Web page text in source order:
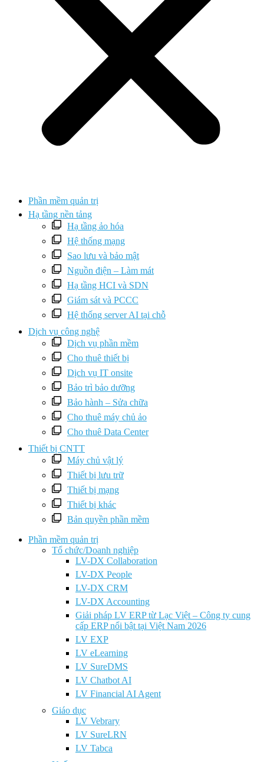
Phần mềm quản trị
Hạ tầng nền tảng
Hạ tầng ảo hóa
Hệ thống mạng
Sao lưu và bảo mật
Nguồn điện – Làm mát
Hạ tầng HCI và SDN
Giám sát và PCCC
Hệ thống server AI tại chỗ
Dịch vụ công nghệ
Dịch vụ phần mềm
Cho thuê thiết bị
Dịch vụ IT onsite
Bảo trì bảo dưỡng
Bảo hành – Sửa chữa
Cho thuê máy chủ ảo
Cho thuê Data Center
Thiết bị CNTT
Máy chủ vật lý
Thiết bị lưu trữ
Thiết bị mạng
Thiết bị khác
Bản quyền phần mềm
Phần mềm quản trị
Tổ chức/Doanh nghiệp
LV-DX Collaboration
LV-DX People
LV-DX CRM
LV-DX Accounting
Giải pháp LV ERP từ Lạc Việt – Công ty cung
cấp ERP nổi bật tại Việt Nam 2026
LV EXP
LV eLearning
LV SureDMS
LV Chatbot AI
LV Financial AI Agent
Giáo dục
LV Vebrary
LV SureLRN
LV Tabca